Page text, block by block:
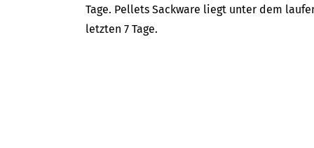
Tage. Pellets Sackware liegt unter dem
letzten 7 Tage.